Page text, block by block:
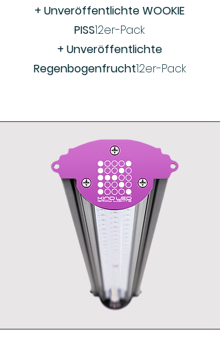
+ Unveröffentlichte WOOKIE
PISS12er-Pack
+ Unveröffentlichte
Regenbogenfrucht12er-Pack